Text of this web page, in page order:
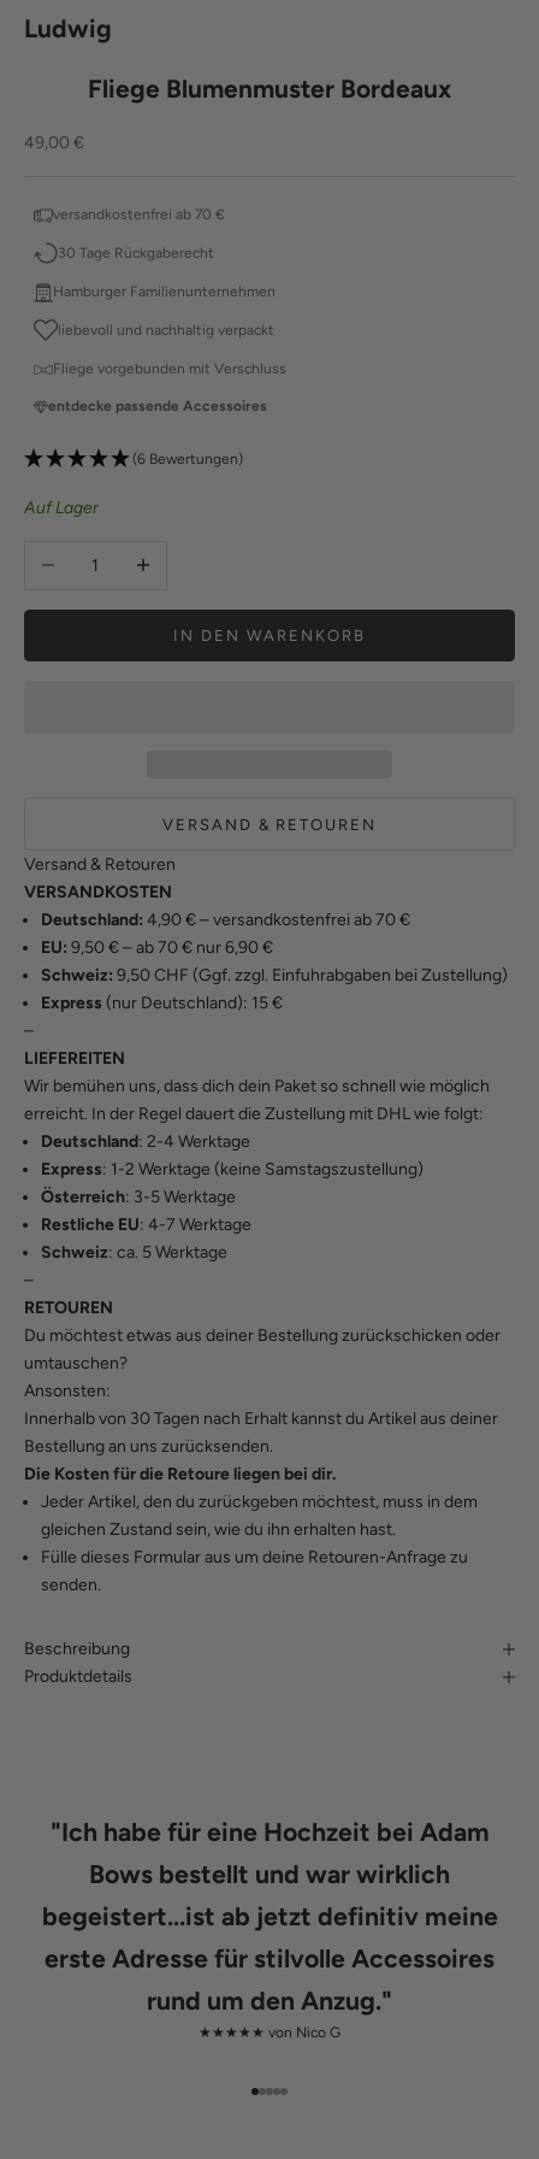
Ludwig
Fliege Blumenmuster Bordeaux
Angebot
49,00 €
versandkostenfrei ab 70 €
30 Tage Rückgaberecht
Hamburger Familienunternehmen
liebevoll und nachhaltig verpackt
Fliege vorgebunden mit Verschluss
entdecke passende Accessoires
(6 Bewertungen)
Auf Lager
Anzahl verringernAnzahl erhöhen
IN DEN WARENKORB
VERSAND & RETOUREN
Versand & Retouren
VERSANDKOSTEN
Deutschland: 4,90 € – versandkostenfrei ab 70 €
EU: 9,50 € – ab 70 € nur 6,90 €
Schweiz: 9,50 CHF (Ggf. zzgl. Einfuhrabgaben bei Zustellung)
Express (nur Deutschland): 15 €
–
LIEFEREITEN
Wir bemühen uns, dass dich dein Paket so schnell wie möglich
erreicht. In der Regel dauert die Zustellung mit DHL wie folgt:
Deutschland: 2-4 Werktage
Express: 1-2 Werktage (keine Samstagszustellung)
Österreich: 3-5 Werktage
Restliche EU: 4-7 Werktage
Schweiz: ca. 5 Werktage
–
RETOUREN
Du möchtest etwas aus deiner Bestellung zurückschicken oder
umtauschen?
Ansonsten:
Innerhalb von 30 Tagen nach Erhalt kannst du Artikel aus deiner
Bestellung an uns zurücksenden.
Die Kosten für die Retoure liegen bei dir.
Jeder Artikel, den du zurückgeben möchtest, muss in dem
gleichen Zustand sein, wie du ihn erhalten hast.
Fülle dieses Formularaus um deine Retouren-Anfrage zu
senden.
Beschreibung
Produktdetails
"Ich habe für eine Hochzeit bei Adam
Bows bestellt und war wirklich
begeistert...ist ab jetzt definitiv meine
erste Adresse für stilvolle Accessoires
rund um den Anzug."
★★★★★ von Nico G
Gehe zu Element 1
Gehe zu Element 2
Gehe zu Element 3
Gehe zu Element 4
Gehe zu Element 5